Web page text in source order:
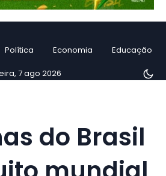
Política Economia Educação
7 ago 2026
do Brasil